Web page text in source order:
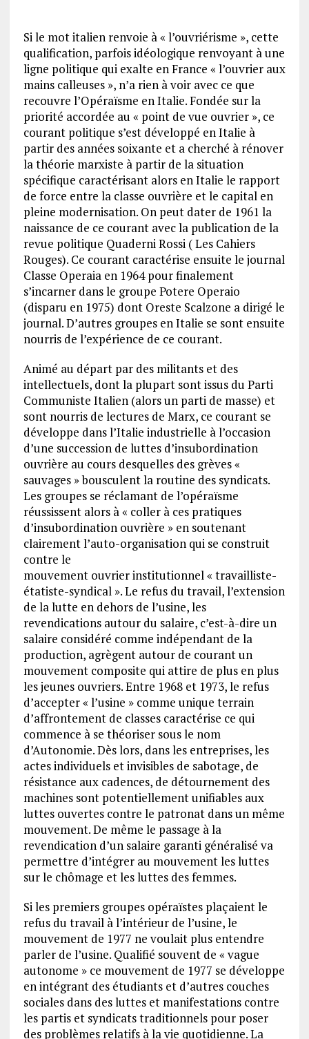
Si le mot italien renvoie à « l’ouvriérisme », cette
qualification, parfois idéologique renvoyant à une
ligne politique qui exalte en France « l’ouvrier aux
mains calleuses », n’a rien à voir avec ce que
recouvre l’Opéraïsme en Italie. Fondée sur la
priorité accordée au « point de vue ouvrier », ce
courant politique s’est développé en Italie à
partir des années soixante et a cherché à rénover
la théorie marxiste à partir de la situation
spécifique caractérisant alors en Italie le rapport
de force entre la classe ouvrière et le capital en
pleine modernisation. On peut dater de 1961 la
naissance de ce courant avec la publication de la
revue politique Quaderni Rossi ( Les Cahiers
Rouges). Ce courant caractérise ensuite le journal
Classe Operaia en 1964 pour finalement
s’incarner dans le groupe Potere Operaio
(disparu en 1975) dont Oreste Scalzone a dirigé le
journal. D’autres groupes en Italie se sont ensuite
nourris de l’expérience de ce courant.
Animé au départ par des militants et des
intellectuels, dont la plupart sont issus du Parti
Communiste Italien (alors un parti de masse) et
sont nourris de lectures de Marx, ce courant se
développe dans l’Italie industrielle à l’occasion
d’une succession de luttes d’insubordination
ouvrière au cours desquelles des grèves «
sauvages » bousculent la routine des syndicats.
Les groupes se réclamant de l’opéraïsme
réussissent alors à « coller à ces pratiques
d’insubordination ouvrière » en soutenant
clairement l’auto-organisation qui se construit
contre le
mouvement ouvrier institutionnel « travailliste-
étatiste-syndical ». Le refus du travail, l’extension
de la lutte en dehors de l’usine, les
revendications autour du salaire, c’est-à-dire un
salaire considéré comme indépendant de la
production, agrègent autour de courant un
mouvement composite qui attire de plus en plus
les jeunes ouvriers. Entre 1968 et 1973, le refus
d’accepter « l’usine » comme unique terrain
d’affrontement de classes caractérise ce qui
commence à se théoriser sous le nom
d’Autonomie. Dès lors, dans les entreprises, les
actes individuels et invisibles de sabotage, de
résistance aux cadences, de détournement des
machines sont potentiellement unifiables aux
luttes ouvertes contre le patronat dans un même
mouvement. De même le passage à la
revendication d’un salaire garanti généralisé va
permettre d’intégrer au mouvement les luttes
sur le chômage et les luttes des femmes.
Si les premiers groupes opéraïstes plaçaient le
refus du travail à l’intérieur de l’usine, le
mouvement de 1977 ne voulait plus entendre
parler de l’usine. Qualifié souvent de « vague
autonome » ce mouvement de 1977 se développe
en intégrant des étudiants et d’autres couches
sociales dans des luttes et manifestations contre
les partis et syndicats traditionnels pour poser
des problèmes relatifs à la vie quotidienne. La